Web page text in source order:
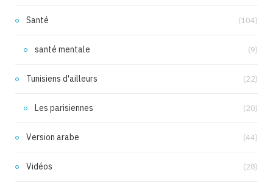
Santé (104)
santé mentale (9)
Tunisiens d'ailleurs (22)
Les parisiennes (20)
Version arabe (44)
Vidéos (28)